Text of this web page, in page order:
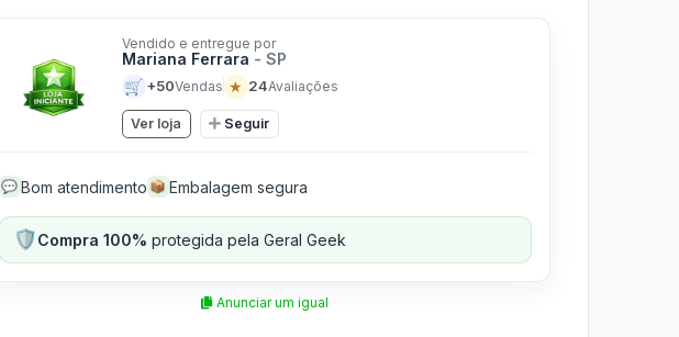
Vendido e entregue por
Mariana Ferrara - SP
🛒 +50Vendas ★ 24Avaliações
Ver loja Seguir
💬 Bom atendimento 📦 Embalagem segura
🛡️Compra 100% protegida pela Geral Geek
Anunciar um igual